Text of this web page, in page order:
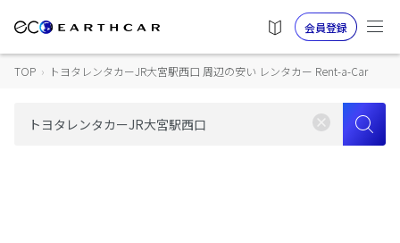
会員登録
TOP › トヨタレンタカーJR大宮駅西口 周辺の安い レンタカー Rent-a-Car